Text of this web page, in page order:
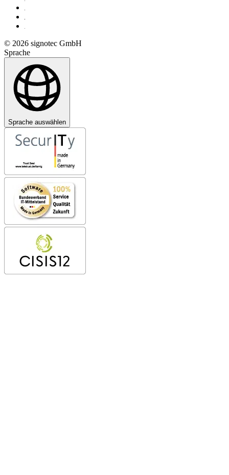
© 2026 signotec GmbH
Sprache
Sprache auswählen